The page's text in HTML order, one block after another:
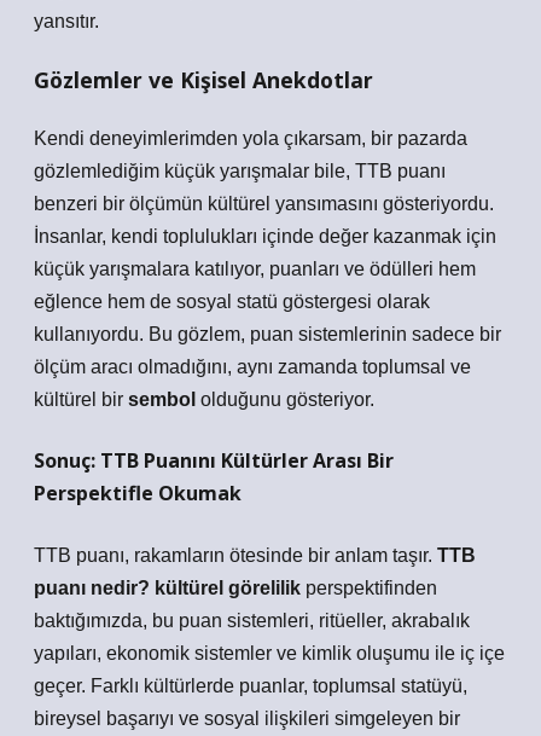
yansıtır.
Gözlemler ve Kişisel Anekdotlar
Kendi deneyimlerimden yola çıkarsam, bir pazarda
gözlemlediğim küçük yarışmalar bile, TTB puanı
benzeri bir ölçümün kültürel yansımasını gösteriyordu.
İnsanlar, kendi toplulukları içinde değer kazanmak için
küçük yarışmalara katılıyor, puanları ve ödülleri hem
eğlence hem de sosyal statü göstergesi olarak
kullanıyordu. Bu gözlem, puan sistemlerinin sadece bir
ölçüm aracı olmadığını, aynı zamanda toplumsal ve
kültürel bir sembol olduğunu gösteriyor.
Sonuç: TTB Puanını Kültürler Arası Bir
Perspektifle Okumak
TTB puanı, rakamların ötesinde bir anlam taşır. TTB
puanı nedir? kültürel görelilik perspektifinden
baktığımızda, bu puan sistemleri, ritüeller, akrabalık
yapıları, ekonomik sistemler ve kimlik oluşumu ile iç içe
geçer. Farklı kültürlerde puanlar, toplumsal statüyü,
bireysel başarıyı ve sosyal ilişkileri simgeleyen bir